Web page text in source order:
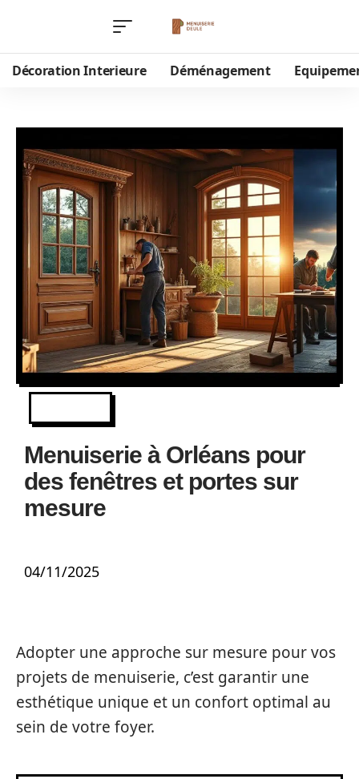
Décoration Interieure Déménagement
Menuiserie à Orléans pour
des fenêtres et portes sur
mesure
04/11/2025
Adopter une approche sur mesure pour vos
projets de menuiserie, c’est garantir une
esthétique unique et un confort optimal au
sein de votre foyer.